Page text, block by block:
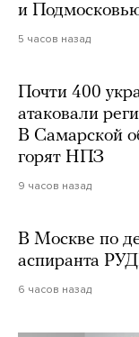
и
5 часов назад
Почти 400
атаковали
В Самарской
горят НПЗ
9 часов назад
В Москве по
аспиранта
6 часов назад